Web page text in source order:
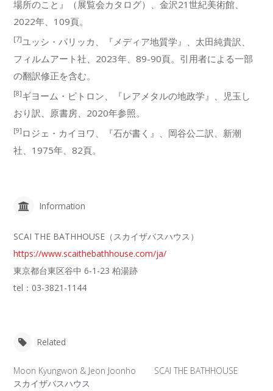
場所のこと』（展覧会カタログ）、金沢21世紀美術館、
2022年、109頁。
[7]ユッシ・パリッカ、『メディア地質学』、太田純貴訳、
フィルムアート社、2023年、89-90頁。引用者による一部
の翻訳修正を含む。
[8]ギヨーム・ピトロン、『レアメタルの地政学』、児玉し
おり訳、原書房、2020年参照。
[9] ロジェ・カイヨワ、『石が書く』、岡谷公二訳、新潮
社、1975年、82頁。
Information
SCAI THE BATHHOUSE（スカイザバスハウス）
https://www.scaithebathhouse.com/ja/
東京都台東区谷中 6-1-23 柏湯跡
tel：03-3821-1144
Related
Moon Kyungwon & Jeon Joonho
SCAI THE BATHHOUSE
スカイザバスハウス